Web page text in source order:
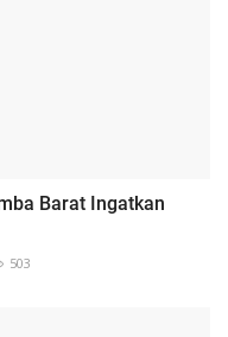
Barat Ingatkan
503